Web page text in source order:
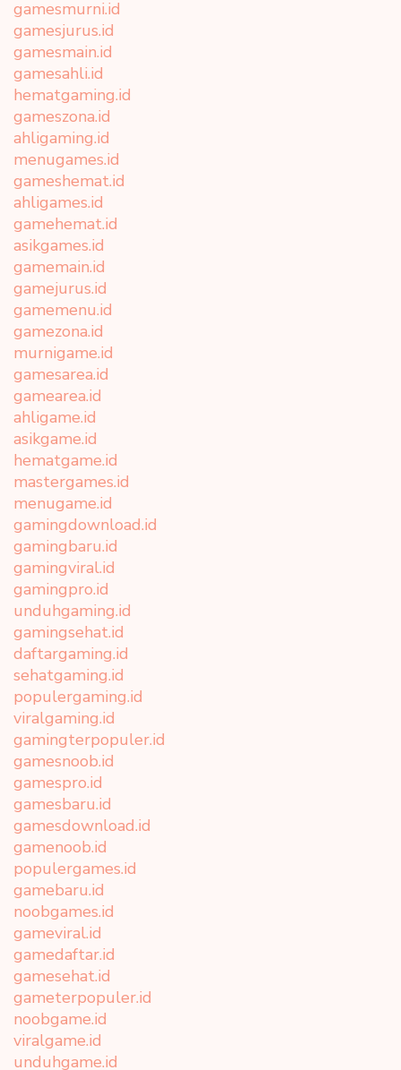
gamesmurni.id
gamesjurus.id
gamesmain.id
gamesahli.id
hematgaming.id
gameszona.id
ahligaming.id
menugames.id
gameshemat.id
ahligames.id
gamehemat.id
asikgames.id
gamemain.id
gamejurus.id
gamemenu.id
gamezona.id
murnigame.id
gamesarea.id
gamearea.id
ahligame.id
asikgame.id
hematgame.id
mastergames.id
menugame.id
gamingdownload.id
gamingbaru.id
gamingviral.id
gamingpro.id
unduhgaming.id
gamingsehat.id
daftargaming.id
sehatgaming.id
populergaming.id
viralgaming.id
gamingterpopuler.id
gamesnoob.id
gamespro.id
gamesbaru.id
gamesdownload.id
gamenoob.id
populergames.id
gamebaru.id
noobgames.id
gameviral.id
gamedaftar.id
gamesehat.id
gameterpopuler.id
noobgame.id
viralgame.id
unduhgame.id